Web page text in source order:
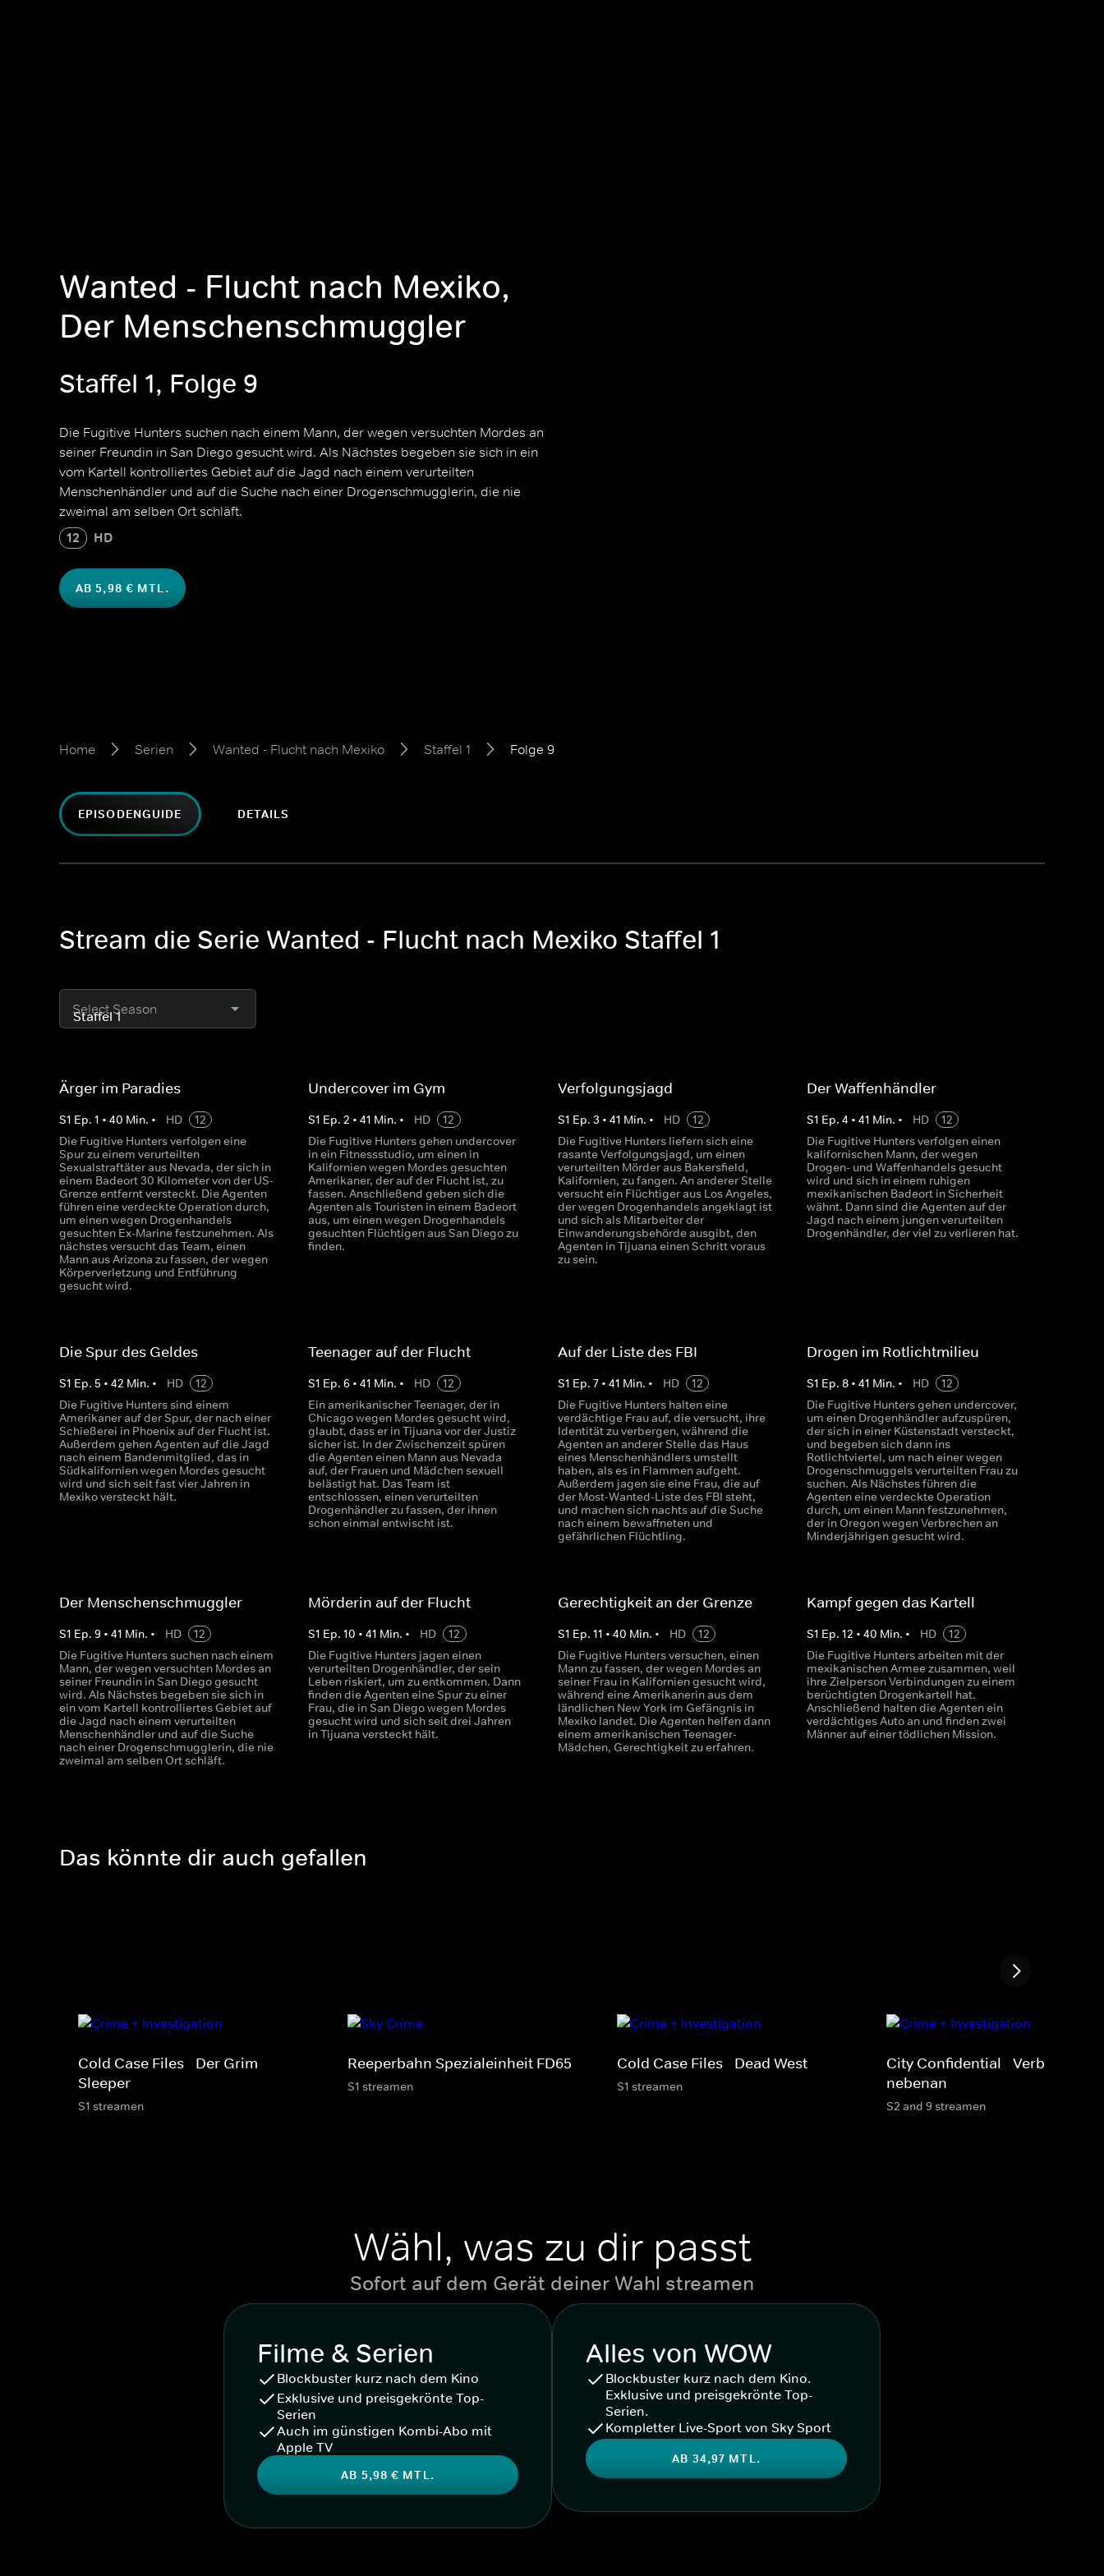
Wanted - Flucht nach Mexiko,
Der Menschenschmuggler
Staffel 1, Folge 9
Die Fugitive Hunters suchen nach einem Mann, der wegen versuchten Mordes an
seiner Freundin in San Diego gesucht wird. Als Nächstes begeben sie sich in ein
vom Kartell kontrolliertes Gebiet auf die Jagd nach einem verurteilten
Menschenhändler und auf die Suche nach einer Drogenschmugglerin, die nie
zweimal am selben Ort schläft.
12 HD
AB 5,98 € MTL.
Home Serien Wanted - Flucht nach Mexiko Staffel 1 Folge 9
EPISODENGUIDE DETAILS
Stream die Serie Wanted - Flucht nach Mexiko Staffel 1
Select Season
Ärger im Paradies
S1 Ep. 1 • 40 Min. • HD
12
Die Fugitive Hunters verfolgen eine
Spur zu einem verurteilten
Sexualstraftäter aus Nevada, der sich in
einem Badeort 30 Kilometer von der US-
Grenze entfernt versteckt. Die Agenten
führen eine verdeckte Operation durch,
um einen wegen Drogenhandels
gesuchten Ex-Marine festzunehmen. Als
nächstes versucht das Team, einen
Mann aus Arizona zu fassen, der wegen
Körperverletzung und Entführung
gesucht wird.
Undercover im Gym
S1 Ep.2 •41 Min. • HD
12
Die Fugitive Hunters gehen undercover
in ein Fitnessstudio, um einen in
Kalifornien wegen Mordes gesuchten
Amerikaner, der auf der Flucht ist, zu
fassen. Anschließend geben sich die
Agenten als Touristen in einem Badeort
aus, um einen wegen Drogenhandels
gesuchten Flüchtigen aus San Diego zu
finden.
Verfolgungsjagd
S1 Ep. 3 • 41 Min. • HD
12
Die Fugitive Hunters liefern sich eine
rasante Verfolgungsjagd, um einen
verurteilten Mörder aus Bakersfield,
Kalifornien, zu fangen. An anderer Stelle
versucht ein Flüchtiger aus Los Angeles,
der wegen Drogenhandels angeklagt ist
und sich als Mitarbeiter der
Einwanderungsbehörde ausgibt, den
Agenten in Tijuana einen Schritt voraus
zu sein.
Der Waffenhändler
S1 Ep. 4 • 41 Min. • HD
12
Die Fugitive Hunters verfolgen einen
kalifornischen Mann, der wegen
Drogen- und Waffenhandels gesucht
wird und sich in einem ruhigen
mexikanischen Badeort in Sicherheit
wähnt. Dann sind die Agenten auf der
Jagd nach einem jungen verurteilten
Drogenhändler, der viel zu verlieren hat.
Die Spur des Geldes
S1 Ep. 5 • 42 Min. • HD
12
Die Fugitive Hunters sind einem
Amerikaner auf der Spur, der nach einer
Schießerei in Phoenix auf der Flucht ist.
Außerdem gehen Agenten auf die Jagd
nach einem Bandenmitglied, das in
Südkalifornien wegen Mordes gesucht
wird und sich seit fast vier Jahren in
Mexiko versteckt hält.
Teenager auf der Flucht
S1 Ep.6 •41 Min. • HD
12
Ein amerikanischer Teenager, der in
Chicago wegen Mordes gesucht wird,
glaubt, dass er in Tijuana vor der Justiz
sicher ist. In der Zwischenzeit spüren
die Agenten einen Mann aus Nevada
auf, der Frauen und Mädchen sexuell
belästigt hat. Das Team ist
entschlossen, einen verurteilten
Drogenhändler zu fassen, der ihnen
schon einmal entwischt ist.
Auf der Liste des FBI
S1 Ep. 7• 41 Min. • HD
12
Die Fugitive Hunters halten eine
verdächtige Frau auf, die versucht, ihre
Identität zu verbergen, während die
Agenten an anderer Stelle das Haus
eines Menschenhändlers umstellt
haben, als es in Flammen aufgeht.
Außerdem jagen sie eine Frau, die auf
der Most-Wanted-Liste des FBI steht,
und machen sich nachts auf die Suche
nach einem bewaffneten und
gefährlichen Flüchtling.
Drogen im Rotlichtmilieu
S1 Ep. 8• 41 Min. • HD
12
Die Fugitive Hunters gehen undercover,
um einen Drogenhändler aufzuspüren,
der sich in einer Küstenstadt versteckt,
und begeben sich dann ins
Rotlichtviertel, um nach einer wegen
Drogenschmuggels verurteilten Frau zu
suchen. Als Nächstes führen die
Agenten eine verdeckte Operation
durch, um einen Mann festzunehmen,
der in Oregon wegen Verbrechen an
Minderjährigen gesucht wird.
Der Menschenschmuggler
S1 Ep. 9 • 41 Min. • HD
12
Die Fugitive Hunters suchen nach einem
Mann, der wegen versuchten Mordes an
seiner Freundin in San Diego gesucht
wird. Als Nächstes begeben sie sich in
ein vom Kartell kontrolliertes Gebiet auf
die Jagd nach einem verurteilten
Menschenhändler und auf die Suche
nach einer Drogenschmugglerin, die nie
zweimal am selben Ort schläft.
Mörderin auf der Flucht
S1 Ep.10 •41 Min. • HD
12
Die Fugitive Hunters jagen einen
verurteilten Drogenhändler, der sein
Leben riskiert, um zu entkommen. Dann
finden die Agenten eine Spur zu einer
Frau, die in San Diego wegen Mordes
gesucht wird und sich seit drei Jahren
in Tijuana versteckt hält.
Gerechtigkeit an der Grenze
S1 Ep. 11 • 40 Min. • HD
12
Die Fugitive Hunters versuchen, einen
Mann zu fassen, der wegen Mordes an
seiner Frau in Kalifornien gesucht wird,
während eine Amerikanerin aus dem
ländlichen New York im Gefängnis in
Mexiko landet. Die Agenten helfen dann
einem amerikanischen Teenager-
Mädchen, Gerechtigkeit zu erfahren.
Kampf gegen das Kartell
S1 Ep. 12 • 40 Min. • HD
12
Die Fugitive Hunters arbeiten mit der
mexikanischen Armee zusammen, weil
ihre Zielperson Verbindungen zu einem
berüchtigten Drogenkartell hat.
Anschließend halten die Agenten ein
verdächtiges Auto an und finden zwei
Männer auf einer tödlichen Mission.
Das könnte dir auch gefallen
Cold Case Files - Der Grim
Sleeper
S1 streamen
Reeperbahn Spezialeinheit FD65
S1 streamen
Cold Case Files - Dead West
S1 streamen
City Confidential - Verbrechen
nebenan
S2 and 9 streamen
Wähl, was zu dir passt
Sofort auf dem Gerät deiner Wahl streamen
Filme & Serien
Blockbuster kurz nach dem Kino
Exklusive und preisgekrönte Top-
Serien
Auch im günstigen Kombi-Abo mit
Apple TV
AB 5,98 € MTL.
Alles von WOW
Blockbuster kurz nach dem Kino.
Exklusive und preisgekrönte Top-
Serien.
Kompletter Live-Sport von Sky Sport
AB 34,97 MTL.